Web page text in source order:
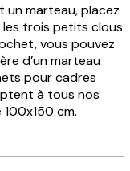
un marteau, placez
trois petits clous
vous pouvez
d’un marteau
pour cadres
à tous nos
cm.